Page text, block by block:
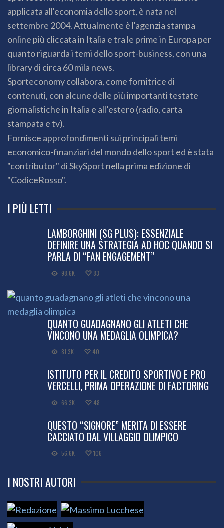
applicata all'economia dello sport, è nata nel
settembre 2004. Attualmente è l'agenzia stampa
online più cliccata in Italia e tra le prime in Europa per
quanto riguarda i temi dello sport-business, con una
library di circa 60 mila news.
Sporteconomy collabora, come fornitrice di
contenuti, con alcune delle più importanti testate
giornalistiche in Italia e all’estero (radio, carta
stampata e tv).
Fornisce approfondimenti sui principali temi
economico-finanziari del mondo dello sport ed è stata
"contributor" di SkySport nella prima edizione di
"CodiceRosso".
I PIÙ LETTI
LAMBORGHINI (SG PLUS): ESSENZIALE
DEFINIRE UNA STRATEGIA AD HOC QUANDO SI
PARLA DI “FAN ENGAGEMENT”
98.6K 83
QUANTO GUADAGNANO GLI ATLETI CHE
VINCONO UNA MEDAGLIA OLIMPICA?
81.3K 40
ISTITUTO PER IL CREDITO SPORTIVO E PRO
VERCELLI, PRIMA OPERAZIONE DI FACTORING
66.3K 48
QUESTO “SIGNORE” MERITA DI ESSERE
CACCIATO DAL VILLAGGIO OLIMPICO
56.6K 106
I NOSTRI AUTORI